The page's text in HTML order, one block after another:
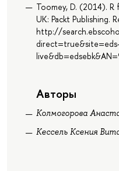
Toomey, D. (2014). R
UK: Packt Publishing.
http://
Авторы
Колмогорова
Кессель Ксения